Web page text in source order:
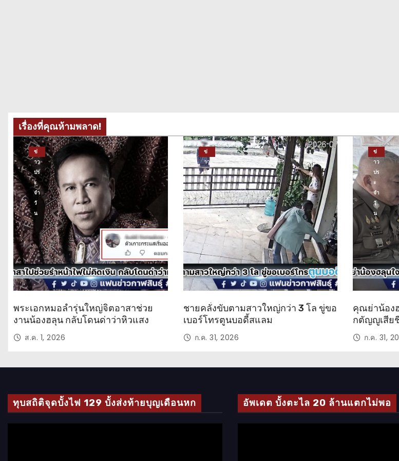
เรื่องที่คุณห้ามพลาด!
ข่
าว
ปร
ะ
จำ
วั
น
พระเอกหมอลำรุ่นใหญ่จิตอาสาช่วย
งานน้องฮลุน กลับโดนด่าว่าหิวแสง
ส.ค. 1, 2026
ข่
าว
ปร
ะ
จำ
วั
ชายคลั่งขับตามสาวใหญ่กว่า 3 โล ขู่ขอ
เบอร์โทรตูนบอดี้สแลม
ก.ค. 31, 2026
ข่
าว
ปร
ะ
จำ
วั
น
คุณย่าน้อง
กตัญญูเสีย
ก.ค. 31,
ทุบสถิติจุดบั้งไฟ 129 บั้งส่งท้ายบุญเดือนหก อัพเดต บั้งตะไล 20 ล้านแตกไม่พอ